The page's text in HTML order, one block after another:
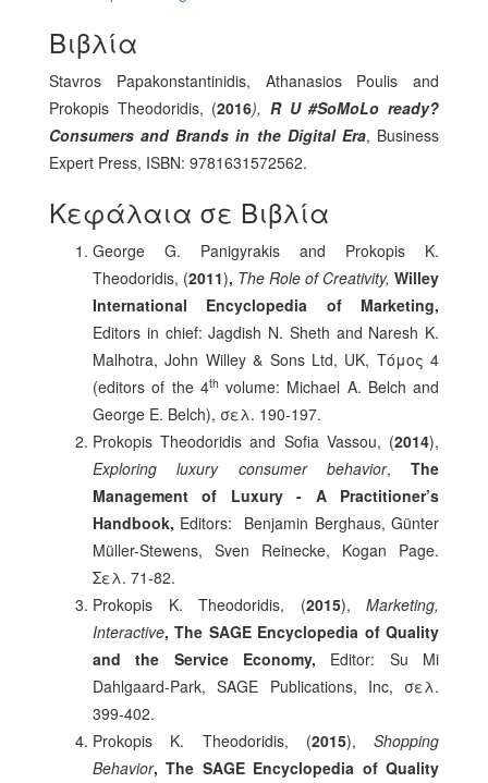
Βιβλία
Stavros Papakonstantinidis, Athanasios Poulis and
Prokopis Theodoridis, (2016),R U #SoMoLo ready?
Consumers and Brands in the Digital Era, Business
Expert Press, ISBN: 9781631572562.
Κεφάλαια σε Βιβλία
George G. Panigyrakis and Prokopis K.
Theodoridis, (2011), The Role of Creativity, Willey
International Encyclopedia of Marketing,
Εditors in chief: Jagdish N. Sheth and Naresh K.
Malhotra, John Willey & Sons Ltd, UK, Τόμος 4
(editors of the 4th volume: Michael A. Belch and
George E. Belch), σελ. 190-197.
Prokopis Theodoridis and Sofia Vassou, (2014),
Exploring luxury consumer behavior, The
Management of Luxury - A Practitioner’s
Handbook, Editors: Benjamin Berghaus, Günter
Müller-Stewens, Sven Reinecke, Kogan Page.
Σελ. 71-82.
Prokopis K. Theodoridis, (2015), Marketing,
Interactive, The SAGE Encyclopedia of Quality
and the Service Economy, Editor: Su Mi
Dahlgaard-Park, SAGE Publications, Inc, σελ.
399-402.
Prokopis K. Theodoridis, (2015), Shopping
Behavior, The SAGE Encyclopedia of Quality